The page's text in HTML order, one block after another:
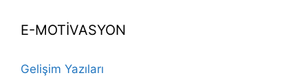
E-MOTİVASYON
Gelişim Yazıları